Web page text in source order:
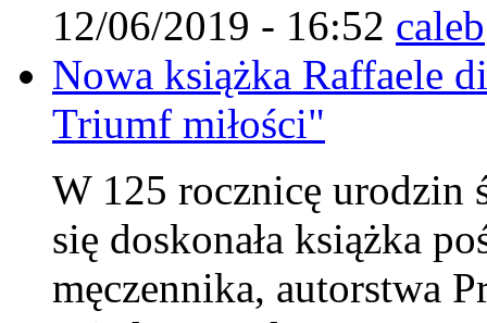
12/06/2019 - 16:52 caleb
Nowa książka Raffaele
Triumf miłości"
W 125 rocznicę urodzin
się doskonała książka
męczennika, autorstwa